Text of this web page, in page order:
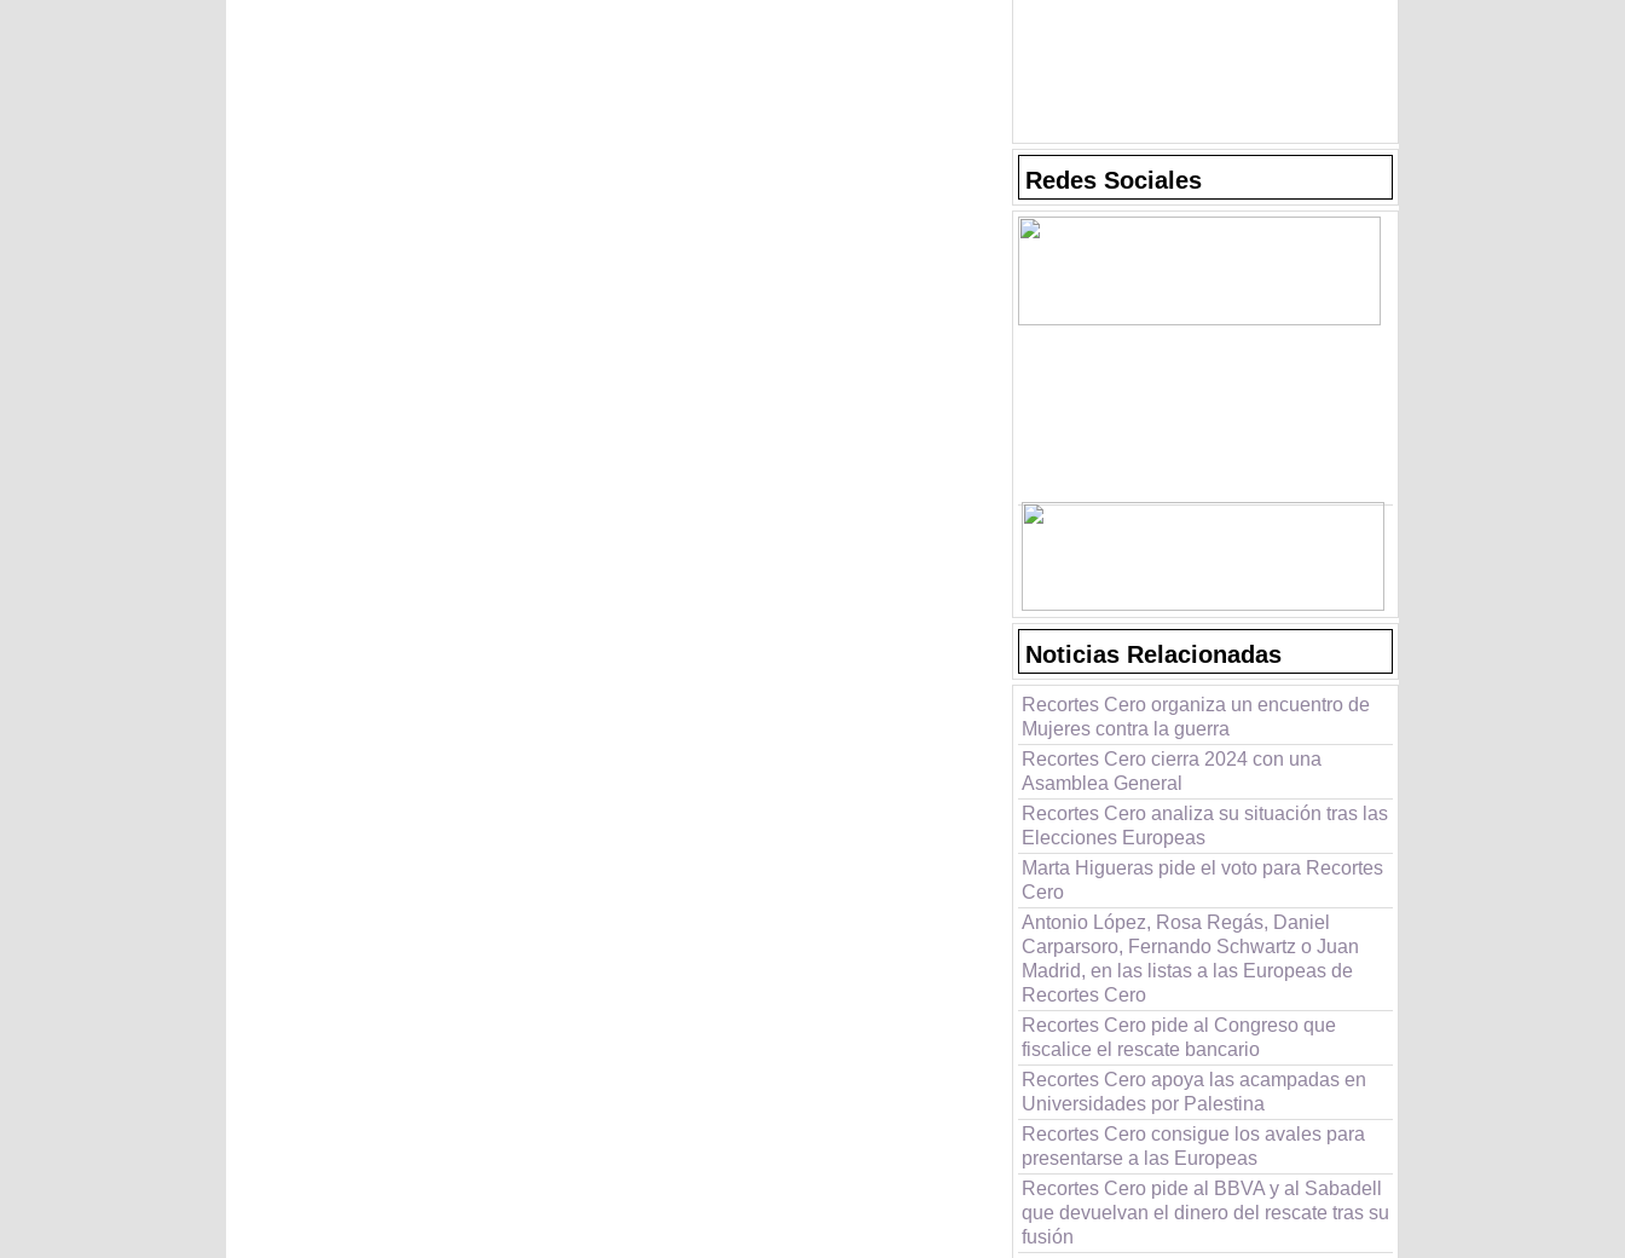
Redes Sociales
Noticias Relacionadas
Recortes Cero organiza un encuentro de
Mujeres contra la guerra
Recortes Cero cierra 2024 con una
Asamblea General
Recortes Cero analiza su situación tras las
Elecciones Europeas
Marta Higueras pide el voto para Recortes
Cero
Antonio López, Rosa Regás, Daniel
Carparsoro, Fernando Schwartz o Juan
Madrid, en las listas a las Europeas de
Recortes Cero
Recortes Cero pide al Congreso que
fiscalice el rescate bancario
Recortes Cero apoya las acampadas en
Universidades por Palestina
Recortes Cero consigue los avales para
presentarse a las Europeas
Recortes Cero pide al BBVA y al Sabadell
que devuelvan el dinero del rescate tras su
fusión